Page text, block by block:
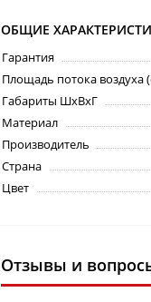
ОБЩИЕ
Гарантия
Площадь потока воздуха
Габариты ШхВхГ
Материал
Производитель
Страна
Цвет
Отзывы и